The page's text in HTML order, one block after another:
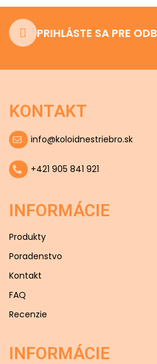
PRIHLÁSTE SA PRE
KONTAKT
info@koloidnestriebro.sk
+421 905 841 921
INFORMÁCIE
Produkty
Poradenstvo
Kontakt
FAQ
Recenzie
INFORMÁCIE